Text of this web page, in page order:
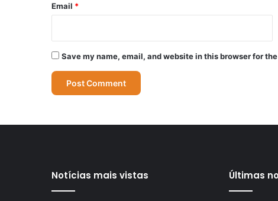
Email *
Save my name, email, and website in this browser for
Notícias mais vistas Últimas